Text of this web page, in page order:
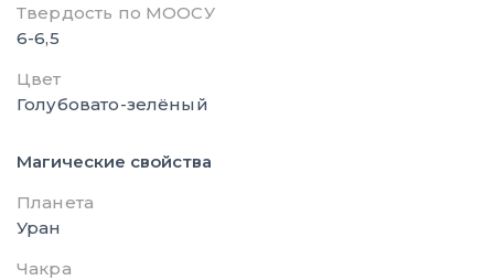
Твердость по МООСУ
6-6,5
Цвет
Голубовато-зелёный
Магические свойства
Планета
Уран
Чакра